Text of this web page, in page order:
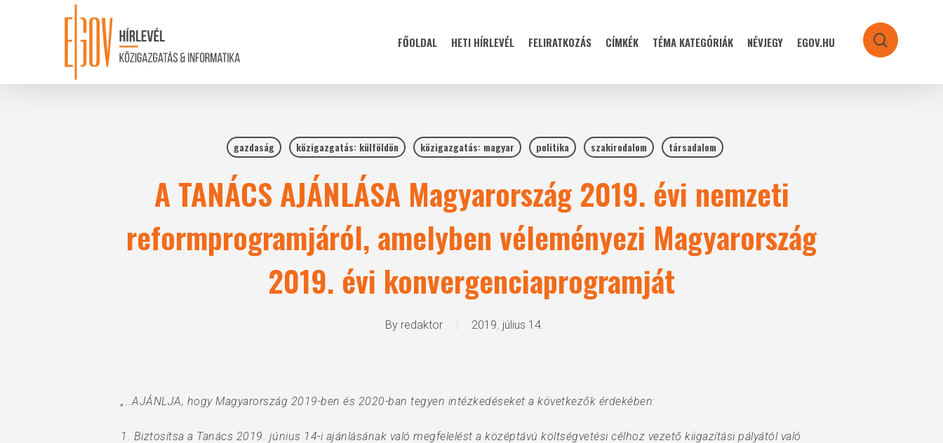
FŐOLDAL HETI HÍRLEVÉL FELIRATKOZÁS CÍMKÉK TÉMA KATEGÓRIÁK NÉVJEGY EGOV.HU search
gazdaság közigazgatás: külföldön közigazgatás: magyar politika szakirodalom társadalom
A TANÁCS AJÁNLÁSA Magyarország 2019. évi nemzeti
reformprogramjáról, amelyben véleményezi Magyarország
2019. évi konvergenciaprogramját
By redaktor 2019. július 14.
„…AJÁNLJA, hogy Magyarország 2019-ben és 2020-ban tegyen intézkedéseket a következők érdekében:
1. Biztosítsa a Tanács 2019. június 14-i ajánlásának való megfelelést a középtávú költségvetési célhoz vezető kiigazítási pályától való